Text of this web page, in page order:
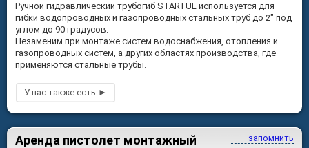
Ручной гидравлический трубогиб STARTUL используется для
гибки водопроводных и газопроводных стальных труб до 2" под
углом до 90 градусов.
Незаменим при монтаже систем водоснабжения, отопления и
газопроводных систем, а других областях производства, где
применяются стальные трубы.
запомнить
Аренда пистолет монтажный